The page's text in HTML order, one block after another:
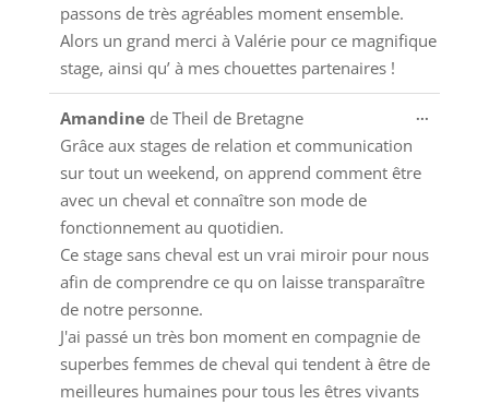
passons de très agréables moment ensemble.
Alors un grand merci à Valérie pour ce magnifique
stage, ainsi qu’ à mes chouettes partenaires !
Amandine de Theil de Bretagne
Grâce aux stages de relation et communication
sur tout un weekend, on apprend comment être
avec un cheval et connaître son mode de
fonctionnement au quotidien.
Ce stage sans cheval est un vrai miroir pour nous
afin de comprendre ce qu on laisse transparaître
de notre personne.
J'ai passé un très bon moment en compagnie de
superbes femmes de cheval qui tendent à être de
meilleures humaines pour tous les êtres vivants
...